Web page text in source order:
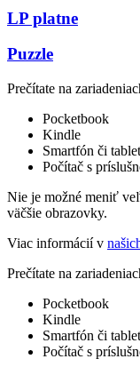
LP platne
Puzzle
Prečítate na
Pocketbook
Kindle
Smartfón či
Počítač s
Nie je možné meniť
väčšie obrazovky.
Viac informácií v
Prečítate na
Pocketbook
Kindle
Smartfón či
Počítač s